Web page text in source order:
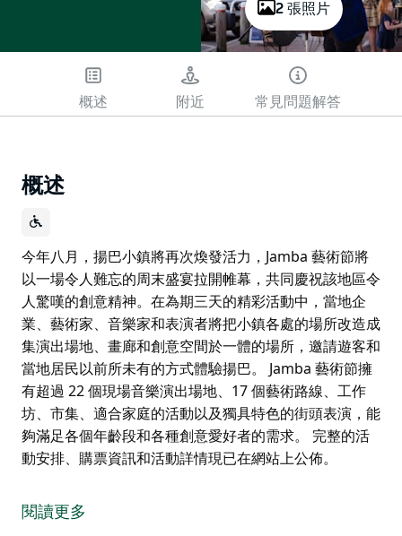
2 張照片
概述 附近 常見問題解答
概述
今年八月，揚巴小鎮將再次煥發活力，Jamba 藝術節將
以一場令人難忘的周末盛宴拉開帷幕，共同慶祝該地區令
人驚嘆的創意精神。在為期三天的精彩活動中，當地企
業、藝術家、音樂家和表演者將把小鎮各處的場所改造成
集演出場地、畫廊和創意空間於一體的場所，邀請遊客和
當地居民以前所未有的方式體驗揚巴。 Jamba 藝術節擁
有超過 22 個現場音樂演出場地、17 個藝術路線、工作
坊、市集、適合家庭的活動以及獨具特色的街頭表演，能
夠滿足各個年齡段和各種創意愛好者的需求。 完整的活
動安排、購票資訊和活動詳情現已在網站上公佈。
以一場令人難忘的周末盛宴拉開帷幕，共同慶祝該地區令
人驚嘆的創意精神。在為期三天的精彩活動中，當地企
閱讀更多